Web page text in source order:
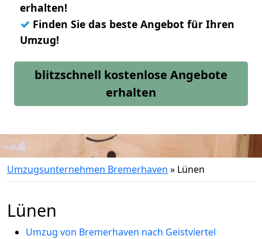
erhalten!
✓ Finden Sie das beste Angebot für Ihren
Umzug!
blitzschnell kostenlose Angebote
erhalten
Umzugsunternehmen Bremerhaven » Lünen
Lünen
Umzug von Bremerhaven nach Geistviertel